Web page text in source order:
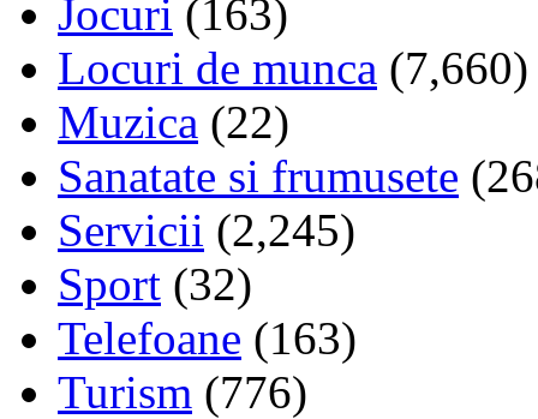
Jocuri (163)
Locuri de munca (7,660)
Muzica (22)
Sanatate si frumusete
Servicii (2,245)
Sport (32)
Telefoane (163)
Turism (776)